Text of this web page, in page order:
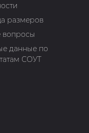
размеров
вопросы
данные по
СОУТ